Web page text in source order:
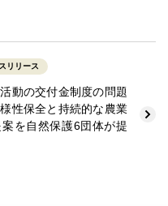
リリース
動の交付金制度の問題
性保全と持続的な農業
を自然保護6団体が提